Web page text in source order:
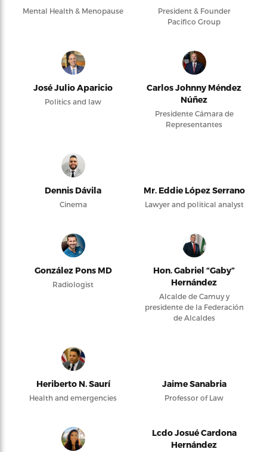
Mental Health & Menopause
President & Founder
Pacifico Group
José Julio Aparicio
Politics and law
Carlos Johnny Méndez
Núñez
Presidente Cámara de
Representantes
Dennis Dávila
Cinema
Mr. Eddie López Serrano
Lawyer and political analyst
González Pons MD
Radiologist
Hon. Gabriel “Gaby”
Hernández
Alcalde de Camuy y
presidente de la Federación
de Alcaldes
Heriberto N. Saurí
Health and emergencies
Jaime Sanabria
Professor of Law
Lcdo Josué Cardona
Hernández